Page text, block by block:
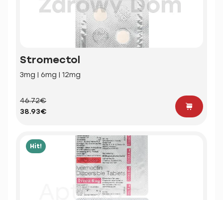
Stromectol
3mg | 6mg | 12mg
46.72€
38.93€
Hit!